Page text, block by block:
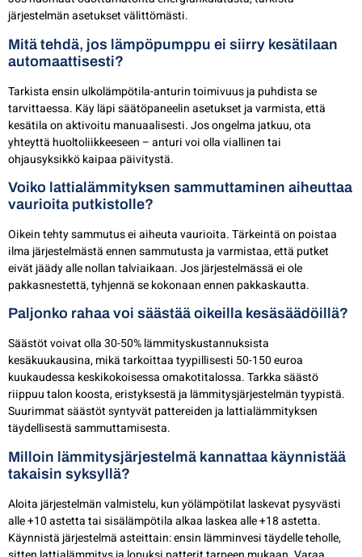
järjestelmän asetukset välittömästi.
Mitä tehdä, jos lämpöpumppu ei siirry kesätilaan
automaattisesti?
Tarkista ensin ulkolämpötila-anturin toimivuus ja puhdista se
tarvittaessa. Käy läpi säätöpaneelin asetukset ja varmista, että
kesätila on aktivoitu manuaalisesti. Jos ongelma jatkuu, ota
yhteyttä huoltoliikkeeseen – anturi voi olla viallinen tai
ohjausyksikkö kaipaa päivitystä.
Voiko lattialämmityksen sammuttaminen aiheuttaa
vaurioita putkistolle?
Oikein tehty sammutus ei aiheuta vaurioita. Tärkeintä on poistaa
ilma järjestelmästä ennen sammutusta ja varmistaa, että putket
eivät jäädy alle nollan talviaikaan. Jos järjestelmässä ei ole
pakkasnestettä, tyhjennä se kokonaan ennen pakkaskautta.
Paljonko rahaa voi säästää oikeilla kesäsäädöillä?
Säästöt voivat olla 30-50% lämmityskustannuksista
kesäkuukausina, mikä tarkoittaa tyypillisesti 50-150 euroa
kuukaudessa keskikokoisessa omakotitalossa. Tarkka säästö
riippuu talon koosta, eristyksestä ja lämmitysjärjestelmän tyypistä.
Suurimmat säästöt syntyvät pattereiden ja lattialämmityksen
täydellisestä sammuttamisesta.
Milloin lämmitysjärjestelmä kannattaa käynnistää
takaisin syksyllä?
Aloita järjestelmän valmistelu, kun yölämpötilat laskevat pysyvästi
alle +10 astetta tai sisälämpötila alkaa laskea alle +18 astetta.
Käynnistä järjestelmä asteittain: ensin lämminvesi täydelle teholle,